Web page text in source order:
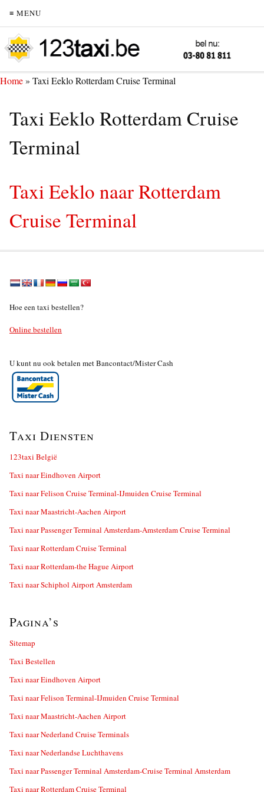
≡ MENU
Home» Taxi Eeklo Rotterdam Cruise Terminal
Taxi Eeklo Rotterdam Cruise
Terminal
Taxi Eeklo naar Rotterdam
Cruise Terminal
Hoe een taxi bestellen?
Online bestellen
U kunt nu ook betalen met Bancontact/Mister Cash
Taxi Diensten
123taxi België
Taxi naar Eindhoven Airport
Taxi naar Felison Cruise Terminal-IJmuiden Cruise Terminal
Taxi naar Maastricht-Aachen Airport
Taxi naar Passenger Terminal Amsterdam-Amsterdam Cruise Terminal
Taxi naar Rotterdam Cruise Terminal
Taxi naar Rotterdam-the Hague Airport
Taxi naar Schiphol Airport Amsterdam
Pagina’s
Sitemap
Taxi Bestellen
Taxi naar Eindhoven Airport
Taxi naar Felison Terminal-IJmuiden Cruise Terminal
Taxi naar Maastricht-Aachen Airport
Taxi naar Nederland Cruise Terminals
Taxi naar Nederlandse Luchthavens
Taxi naar Passenger Terminal Amsterdam-Cruise Terminal Amsterdam
Taxi naar Rotterdam Cruise Terminal